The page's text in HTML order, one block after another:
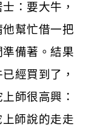
：要大牛，
幫忙借一把
備著。結果
經買到了，
師很高興：
師說的走走